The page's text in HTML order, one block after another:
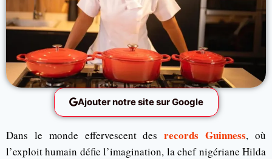
Ajouter notre site sur Google
Dans le monde effervescent desrecords Guinness, où
l’exploit humain défie l’imagination, la chef nigériane Hilda